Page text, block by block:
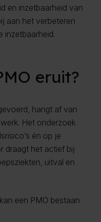
en inzetbaarheid van
aan het verbeteren
inzetbaarheid.
eruit?
hangt af van
Het onderzoek
én op je
draagt het actief bij
uitval en
een PMO bestaan